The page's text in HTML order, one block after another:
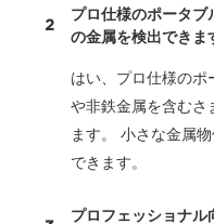
2
プロ仕様のポータブ
の金属を検出できま
はい、プロ仕様のポ
や非鉄金属を含むさ
ます。 小さな金属
できます。
プロフェッショナル